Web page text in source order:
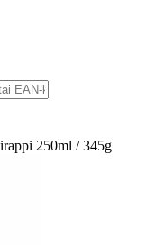
250ml / 345g